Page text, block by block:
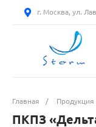
г. Москва, ул.
Главная / Продукция
ПКПЗ